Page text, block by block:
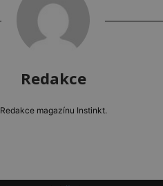
Redakce
Redakce magazínu Instinkt.